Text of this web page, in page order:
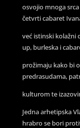
osvojio mnoga
četvrti cabaret
već istinski kolažni
up, burleska i
prožimaju kako bi
predrasudama,
kulturom te
Jedna arhetipska
hrabro se bori